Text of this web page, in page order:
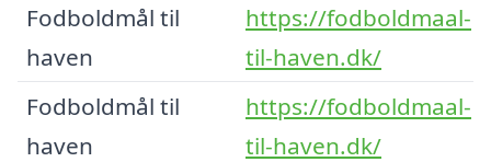
Fodboldmål til
haven
https://fodboldmaal-
til-haven.dk/
Fodboldmål til
haven
https://fodboldmaal-
til-haven.dk/